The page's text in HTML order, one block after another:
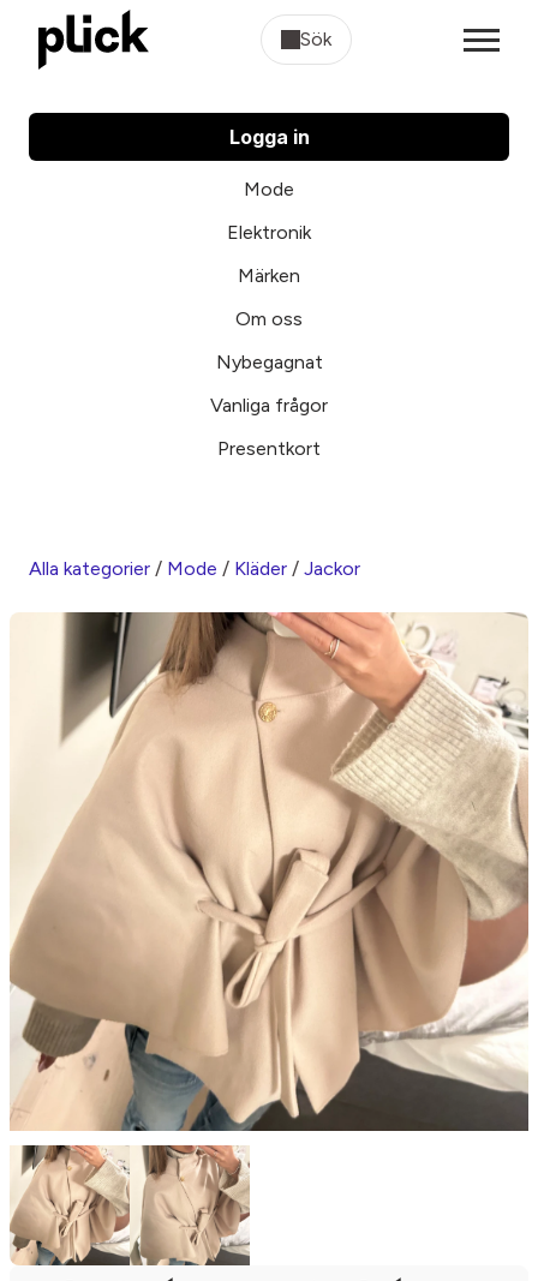
Sök
Logga in
Mode
Elektronik
Märken
Om oss
Nybegagnat
Vanliga frågor
Presentkort
Alla kategorier / Mode / Kläder / Jackor